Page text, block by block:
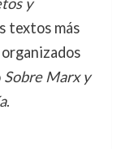
textos más
Sobre Marx y
.